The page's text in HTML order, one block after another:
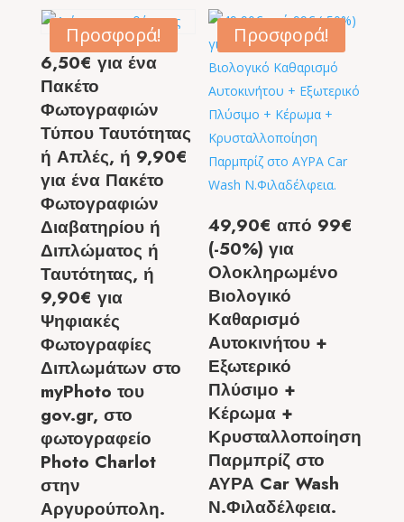
Προσφορά!
6,50€ για ένα
Πακέτο
Φωτογραφιών
Τύπου Ταυτότητας
ή Απλές, ή 9,90€
για ένα Πακέτο
Φωτογραφιών
Διαβατηρίου ή
Διπλώματος ή
Ταυτότητας, ή
9,90€ για
Ψηφιακές
Φωτογραφίες
Διπλωμάτων στο
myPhoto του
gov.gr, στο
φωτογραφείο
Photo Charlot
στην
Αργυρούπολη.
Προσφορά!
49,90€ από 99€
(-50%) για
Ολοκληρωμένο
Βιολογικό
Καθαρισμό
Αυτοκινήτου +
Εξωτερικό
Πλύσιμο +
Κέρωμα +
Κρυσταλλοποίηση
Παρμπρίζ στο
ΑΥΡΑ Car Wash
Ν.Φιλαδέλφεια.